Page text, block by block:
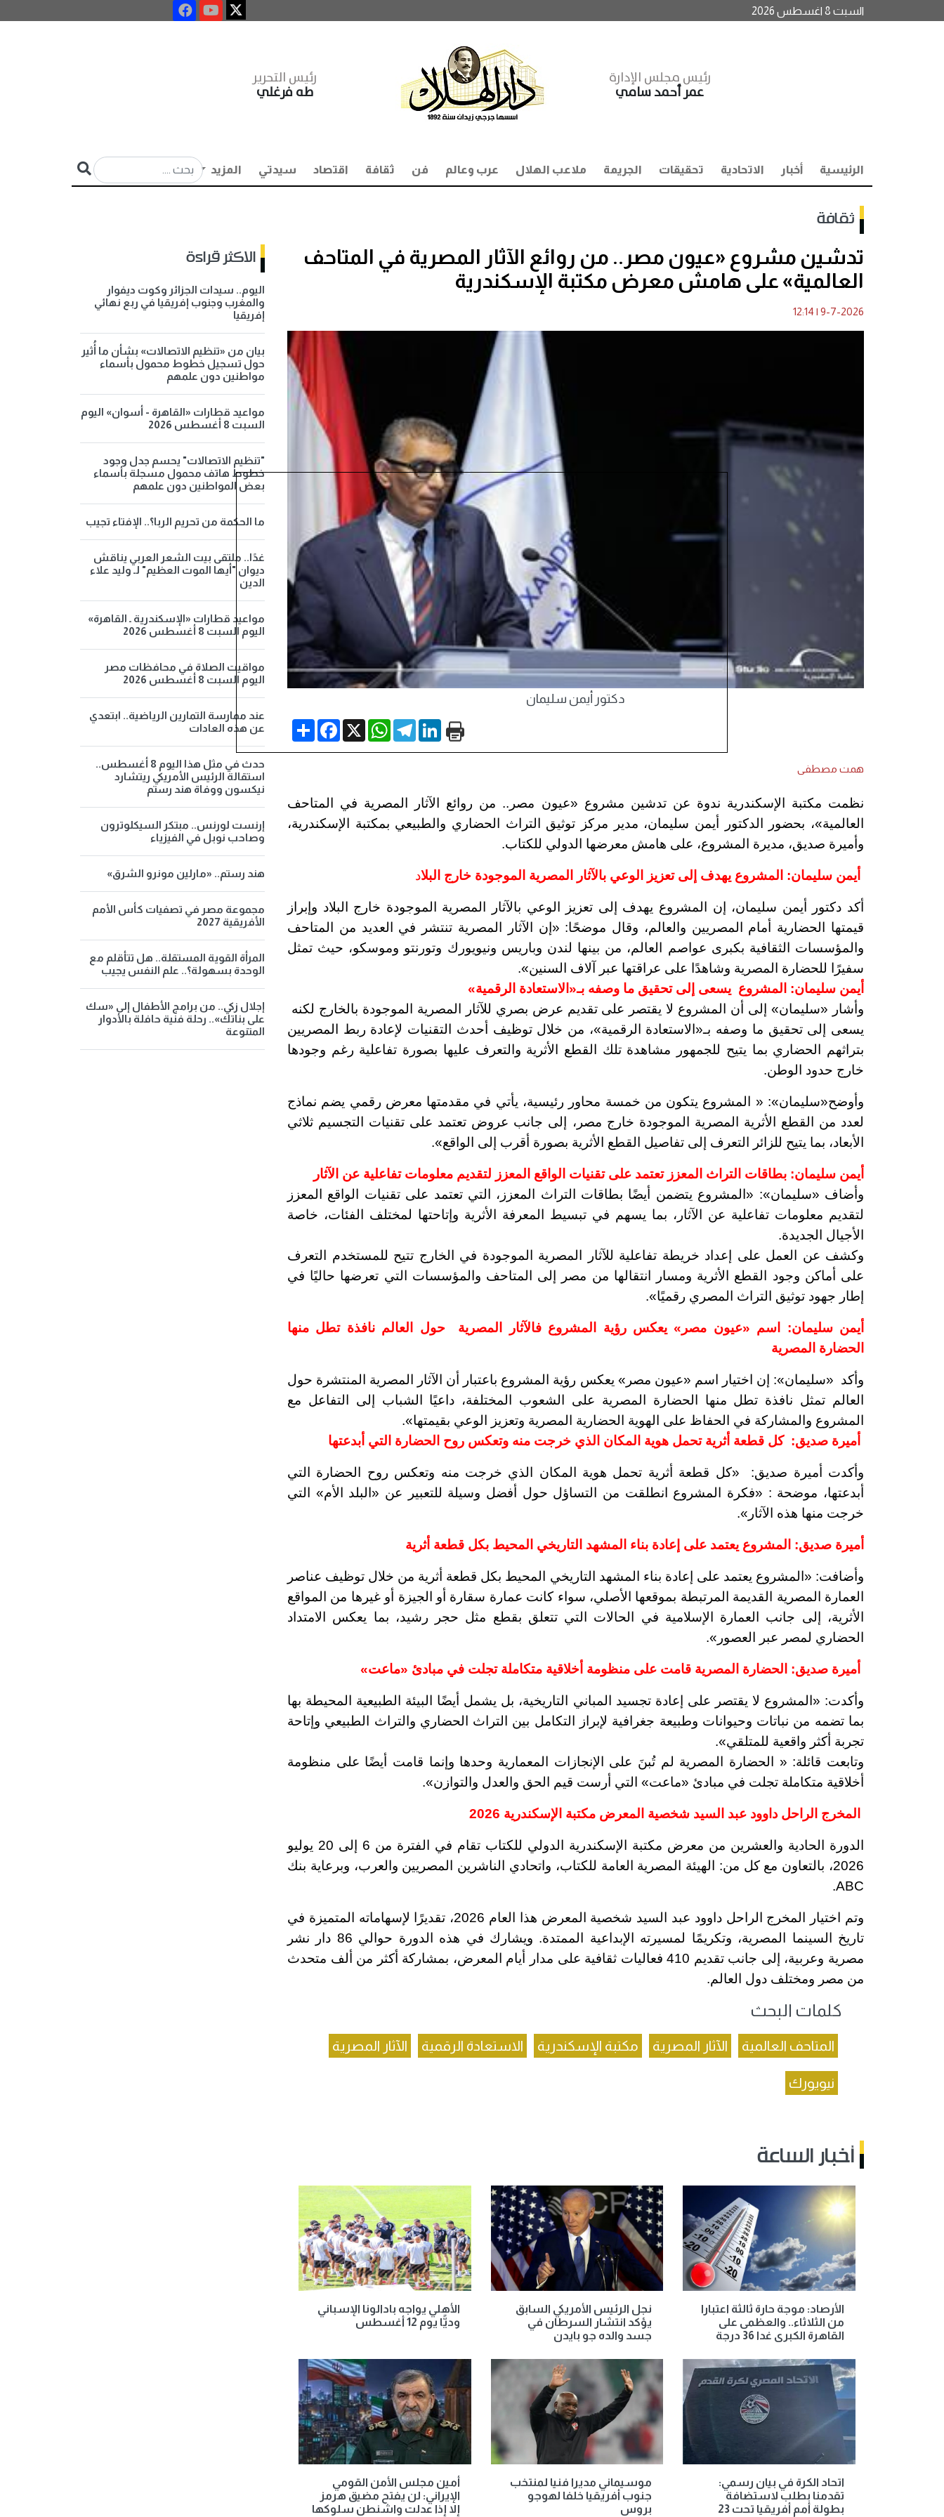
السبت 8 اغسطس 2026
رئيس مجلس الإدارة
عمر أحمد سامي
رئيس التحرير
طه فرغلي
الرئيسية أخبار الاتحادية تحقيقات الجريمة ملاعب الهلال عرب وعالم فن ثقافة اقتصاد سيدتي المزيد
ثقافة
تدشين مشروع «عيون مصر.. من روائع الآثار المصرية في المتاحف
العالمية» على هامش معرض مكتبة الإسكندرية
9-7-2026
|
12:14
دكتور أيمن سليمان
Share
Facebook X
WhatsApp
TelegramLinkedIn
همت مصطفى
نظمت مكتبة الإسكندرية ندوة عن تدشين مشروع «عيون مصر.. من روائع الآثار المصرية في المتاحف
العالمية»، بحضور الدكتور أيمن سليمان، مدير مركز توثيق التراث الحضاري والطبيعي بمكتبة الإسكندرية،
وأميرة صديق، مديرة المشروع، على هامش معرضها الدولي للكتاب.
أيمن سليمان: المشروع يهدف إلى تعزيز الوعي بالآثار المصرية الموجودة خارج البلاد
أكد دكتور أيمن سليمان، إن المشروع يهدف إلى تعزيز الوعي بالآثار المصرية الموجودة خارج البلاد وإبراز
قيمتها الحضارية أمام المصريين والعالم، وقال موضحًا: « إن الآثار المصرية تنتشر في العديد من المتاحف
والمؤسسات الثقافية بكبرى عواصم العالم، من بينها لندن وباريس ونيويورك وتورنتو وموسكو، حيث تمثل
سفيرًا للحضارة المصرية وشاهدًا على عراقتها عبر آلاف السنين»
.
أيمن سليمان: المشروع يسعى إلى تحقيق ما وصفه بـ«الاستعادة الرقمية»
وأشار «سليمان»
إلى أن المشروع لا يقتصر على تقديم عرض بصري للآثار المصرية الموجودة بالخارج لكنه
يسعى إلى تحقيق ما وصفه بـ«الاستعادة الرقمية»، من خلال توظيف أحدث التقنيات لإعادة ربط المصريين
بتراثهم الحضاري بما يتيح للجمهور مشاهدة تلك القطع الأثرية والتعرف عليها بصورة تفاعلية رغم وجودها
خارج حدود الوطن.
وأوضح«سليمان»: « المشروع يتكون من خمسة محاور رئيسية، يأتي في مقدمتها معرض رقمي يضم نماذج
لعدد من القطع الأثرية المصرية الموجودة خارج مصر، إلى جانب عروض تعتمد على تقنيات التجسيم ثلاثي
الأبعاد، بما يتيح للزائر التعرف إلى تفاصيل القطع الأثرية بصورة أقرب إلى الواقع»
.
أيمن سليمان: بطاقات التراث المعزز تعتمد على تقنيات الواقع المعزز لتقديم معلومات تفاعلية عن الآثار
وأضاف «سليمان»:
«المشروع يتضمن أيضًا بطاقات التراث المعزز، التي تعتمد على تقنيات الواقع المعزز
لتقديم معلومات تفاعلية عن الآثار، بما يسهم في تبسيط المعرفة الأثرية وإتاحتها لمختلف الفئات، خاصة
الأجيال الجديدة.
وكشف عن العمل على إعداد خريطة تفاعلية للآثار المصرية الموجودة في الخارج تتيح للمستخدم التعرف
على أماكن وجود القطع الأثرية ومسار انتقالها من مصر إلى المتاحف والمؤسسات التي تعرضها حاليًا في
إطار جهود توثيق التراث المصري رقميًا»
.
أيمن سليمان: اسم «عيون مصر» يعكس رؤية المشروع فالآثار المصرية حول العالم نافذة تطل منها
الحضارة المصرية
وأكد «سليمان»: إن اختيار اسم «عيون مصر» يعكس رؤية المشروع باعتبار أن الآثار المصرية المنتشرة حول
العالم تمثل نافذة تطل منها الحضارة المصرية على الشعوب المختلفة، داعيًا الشباب إلى التفاعل مع
المشروع والمشاركة في الحفاظ على الهوية الحضارية المصرية وتعزيز الوعي بقيمتها»
.
أميرة صديق:كل قطعة أثرية تحمل هوية المكان الذي خرجت منه وتعكس روح الحضارة التي أبدعتها
وأكدت أميرة صديق: «كل قطعة أثرية تحمل هوية المكان الذي خرجت منه وتعكس روح الحضارة التي
أبدعتها، موضحة : «فكرة المشروع انطلقت من التساؤل حول أفضل وسيلة للتعبير عن «البلد الأم» التي
خرجت منها هذه الآثار »
.
أميرة صديق: المشروع يعتمد على إعادة بناء المشهد التاريخي المحيط بكل قطعة أثرية
وأضافت: « المشروع يعتمد على إعادة بناء المشهد التاريخي المحيط بكل قطعة أثرية من خلال توظيف عناصر
العمارة المصرية القديمة المرتبطة بموقعها الأصلي، سواء كانت عمارة سقارة أو الجيزة أو غيرها من المواقع
الأثرية، إلى جانب العمارة الإسلامية في الحالات التي تتعلق بقطع مثل حجر رشيد، بما يعكس الامتداد
الحضاري لمصر عبر العصور »
.
أميرة صديق: ا لحضارة المصرية قامت على منظومة أخلاقية متكاملة تجلت في مبادئ «ماعت»
وأكدت: « المشروع لا يقتصر على إعادة تجسيد المباني التاريخية، بل يشمل أيضًا البيئة الطبيعية المحيطة بها
بما تضمه من نباتات وحيوانات وطبيعة جغرافية لإبراز التكامل بين التراث الحضاري والتراث الطبيعي وإتاحة
تجربة أكثر واقعية للمتلقي»
.
وتابعت قائلة: « الحضارة المصرية لم تُبنَ على الإنجازات المعمارية وحدها وإنما قامت أيضًا على منظومة
أخلاقية متكاملة تجلت في مبادئ «ماعت» التي أرست قيم الحق والعدل والتوازن»
.
المخرج الراحل داوود عبد السيد شخصية المعرض مكتبة الإسكندرية 2026
الدورة الحادية والعشرين من معرض مكتبة الإسكندرية الدولي للكتاب تقام في الفترة من 6 إلى 20 يوليو
2026، بالتعاون مع كل من: الهيئة المصرية العامة للكتاب، واتحادي الناشرين المصريين والعرب، وبرعاية بنك
ABC.
وتم اختيار المخرج الراحل داوود عبد السيد شخصية المعرض هذا العام 2026، تقديرًا لإسهاماته المتميزة في
تاريخ السينما المصرية، وتكريمًا لمسيرته الإبداعية الممتدة. ويشارك في هذه الدورة حوالي 86 دار نشر
مصرية وعربية، إلى جانب تقديم 410 فعاليات ثقافية على مدار أيام المعرض، بمشاركة أكثر من ألف متحدث
من مصر ومختلف دول العالم.
كلمات البحث
المتاحف العالمية الآثار المصرية مكتبة الإسكندرية الاستعادة الرقمية الآثار المصرية
نيويورك
أخبار الساعة
الأرصاد: موجة حارة ثالثة اعتبارا
من الثلاثاء.. والعظمى على
القاهرة الكبرى غدا 36 درجة
نجل الرئيس الأمريكي السابق
يؤكد انتشار السرطان في
جسد والده جو بايدن
الأهلي يواجه بادالونا الإسباني
وديًّا يوم 12 أغسطس
اتحاد الكرة في بيان رسمي:
تقدمنا بطلب لاستضافة
بطولة أمم أفريقيا تحت 23
موسيماني مديرا فنيا لمنتخب
جنوب أفريقيا خلفا لهوجو
بروس
أمين مجلس الأمن القومي
الإيراني: لن يفتح مضيق هرمز
إلا إذا عدلت واشنطن سلوكها
الاكثر قراءة
اليوم.. سيدات الجزائر وكوت ديفوار
والمغرب وجنوب إفريقيا في ربع نهائي
إفريقيا
بيان من «تنظيم الاتصالات» بشأن ما أُثير
حول تسجيل خطوط محمول بأسماء
مواطنين دون علمهم
مواعيد قطارات «القاهرة - أسوان» اليوم
السبت 8 أغسطس 2026
"تنظيم الاتصالات" يحسم جدل وجود
خطوط هاتف محمول مسجلة بأسماء
بعض المواطنين دون علمهم
ما الحكمة من تحريم الربا؟.. الإفتاء تجيب
غدًا.. ملتقى بيت الشعر العربي يناقش
ديوان "أيها الموت العظيم" لـ وليد علاء
الدين
مواعيد قطارات «الإسكندرية ـ القاهرة»
اليوم السبت 8 أغسطس 2026
مواقيت الصلاة في محافظات مصر
اليوم السبت 8 أغسطس 2026
عند ممارسة التمارين الرياضية.. ابتعدي
عن هذه العادات
حدث في مثل هذا اليوم 8 أغسطس..
استقالة الرئيس الأمريكي ريتشارد
نيكسون ووفاة هند رستم
إرنست لورنس.. مبتكر السيكلوترون
وصاحب نوبل في الفيزياء
هند رستم.. «مارلين مونرو الشرق»
مجموعة مصر في تصفيات كأس الأمم
الأفريقية 2027
المرأة القوية المستقلة.. هل تتأقلم مع
الوحدة بسهولة؟.. علم النفس يجيب
إجلال زكي.. من برامج الأطفال إلى «سك
على بناتك».. رحلة فنية حافلة بالأدوار
المتنوعة